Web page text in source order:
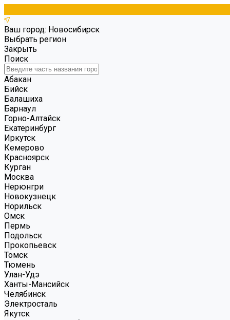
Ваш город: Новосибирск
Выбрать регион
Закрыть
Поиск
Абакан
Бийск
Балашиха
Барнаул
Горно-Алтайск
Екатеринбург
Иркутск
Кемерово
Красноярск
Курган
Москва
Нерюнгри
Новокузнецк
Норильск
Омск
Пермь
Подольск
Прокопьевск
Томск
Тюмень
Улан-Удэ
Ханты-Мансийск
Челябинск
Электросталь
Якутск